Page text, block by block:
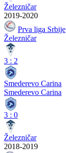
Železničar
2019-2020
Prva liga Srbije
Železničar
3 : 2
Smederevo Carina
Smederevo Carina
3 : 0
Železničar
2018-2019